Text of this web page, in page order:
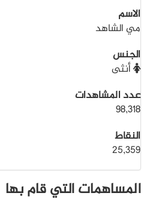
الاسم
مي الشاهد
الجنس
أنثى
عدد المشاهدات
98,318
النقاط
25,359
المساهمات التي قام بها